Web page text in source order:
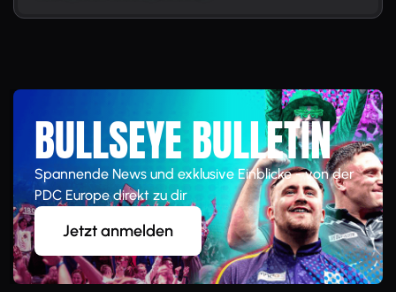
BULLSEYE BULLETIN
Spannende News und exklusive Einblicke - von der
PDC Europe direkt zu dir
Jetzt anmelden